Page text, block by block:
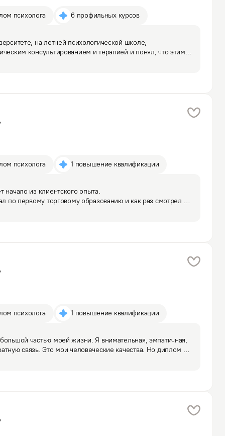
психолога 6 профильных курсов
на летней психологической школе,
консультированием и терапией и понял, что этим
понравился свет в лицах и глазах тех людей, которые
психолога 1 повышение квалификации
начало из клиентского опыта.
по первому торговому образованию и как раз смотрел
После работы с психологом и пройдя профориентацию,
психолога 1 повышение квалификации
частью моей жизни. Я внимательная, эмпатичная,
связь. Это мои человеческие качества. Но диплом
того, как поработала в юриспруденции. Сейчас